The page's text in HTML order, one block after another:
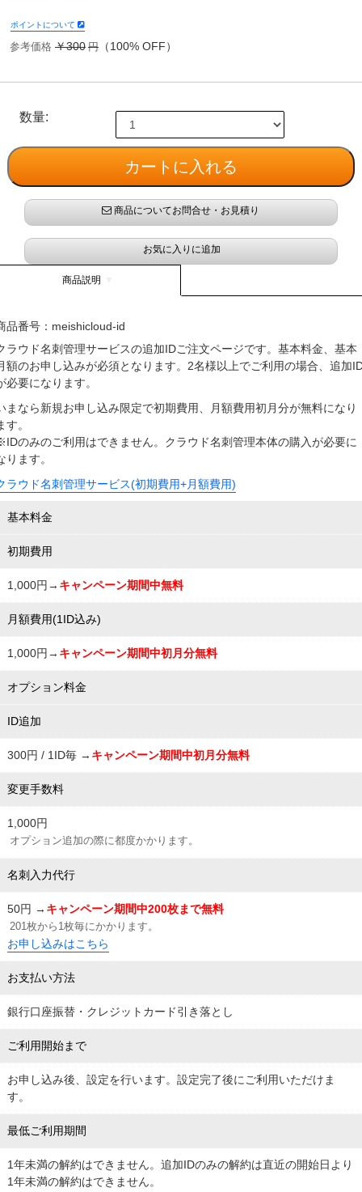
ポイントについて
参考価格 ￥300 円（100% OFF）
数量:
商品についてお問合せ・お見積り
お気に入りに追加
商品説明
品番号： meishicloud-id
ラウド名刺管理サービスの追加IDご注文ページです。基本料金、基本
額のお申し込みが必須となります。2名様以上でご利用の場合、追加
必要になります。
まなら新規お申し込み限定で初期費用、月額費用初月分が無料になり
す。
のみのご利用はできません。クラウド名刺管理本体の購入が必要に
ります。
ラウド名刺管理サービス(初期費用+月額費用)
基本料金
初期費用
1,000円→ キャンペーン期間中無料
月額費用(1ID込み)
1,000円→ キャンペーン期間中初月分無料
オプション料金
ID追加
300円 / 1ID毎 → キャンペーン期間中初月分無料
変更手数料
1,000円
オプション追加の際に都度かかります。
名刺入力代行
50円 → キャンペーン期間中200枚まで無料
201枚から1枚毎にかかります。
お申し込みはこちら
お支払い方法
銀行口座振替・クレジットカード引き落とし
ご利用開始まで
お申し込み後、設定を行います。設定完了後にご利用いただけま
す。
最低ご利用期間
1年未満の解約はできません。追加IDのみの解約は直近の開始日より
1年未満の解約はできません。